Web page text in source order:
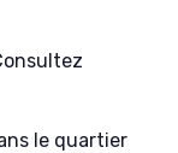
le quartier